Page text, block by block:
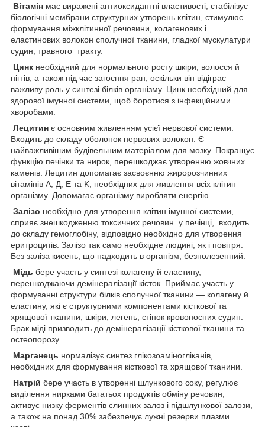
Вітамін має виражені антиоксидантні властивості, стабілізує
біологічні мембрани структурних утворень клітин, стимулює
формування міжклітинної речовини, колагенових і
еластинових волокон сполучної тканини, гладкої мускулатури
судин, травного тракту.
Цинк необхідний для нормального росту шкіри, волосся й
нігтів, а також під час загоєння ран, оскільки він відіграє
важливу роль у синтезі білків організму. Цинк необхідний для
здорової імунної системи, щоб боротися з інфекційними
хворобами.
Лецитин є основним живленням усієї нервової системи.
Входить до складу оболонок нервових волокон. Є
найважливішим будівельним матеріалом для мозку. Покращує
функцію печінки та нирок, перешкоджає утворенню жовчних
каменів. Лецитин допомагає засвоєнню жиророзчинних
вітамінів А, Д, Е та K, необхідних для живлення всіх клітин
організму. Допомагає організму виробляти енергію.
Залізо необхідно для утворення клітин імунної системи,
сприяє знешкодженню токсичних речовин у печінці, входить
до складу гемоглобіну, відповідно необхідно для утворення
еритроцитів. Залізо так само необхідне людині, як і повітря.
Без заліза кисень, що надходить в організм, безполезенний.
Мідь бере участь у синтезі колагену й еластину,
перешкоджаючи демінералізації кісток. Приймає участь у
формуванні структури білків сполучної тканини — колагену й
еластину, які є структурними компонентами кісткової та
хрящової тканини, шкіри, легень, стінок кровоносних судин.
Брак міді призводить до демінералізації кісткової тканини та
остеопорозу.
Марганець нормалізує синтез глікозоаміногліканів,
необхідних для формування кісткової та хрящової тканини.
Натрій бере участь в утворенні шлункового соку, регулює
виділення нирками багатьох продуктів обміну речовин,
активує низку ферментів слинних залоз і підшлункової залози,
а також на понад 30% забезпечує лужні резерви плазми